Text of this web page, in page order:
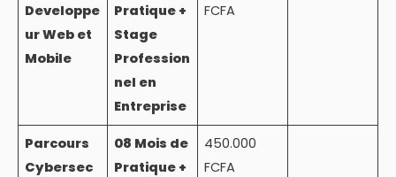
Developpe
ur Web et
Mobile
Pratique +
Stage
Profession
nel en
Entreprise
FCFA
Parcours
Cybersec
08 Mois de
Pratique +
450.000
FCFA